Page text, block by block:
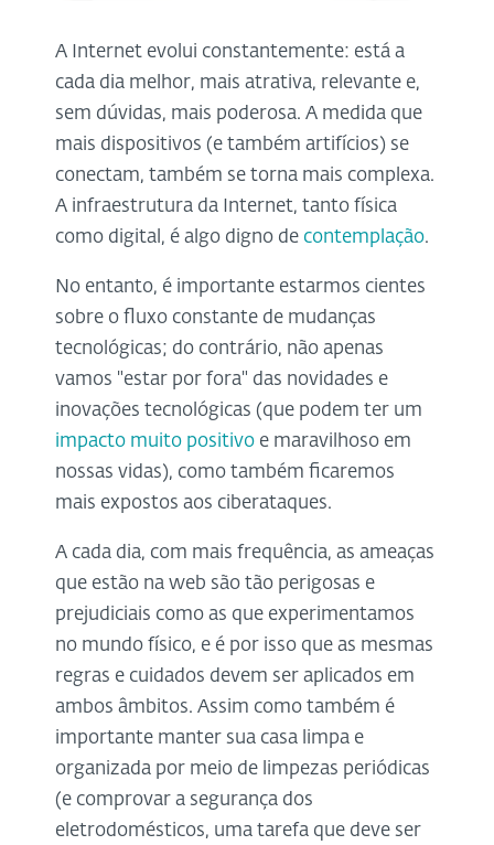
A Internet evolui constantemente: está a
cada dia melhor, mais atrativa, relevante e,
sem dúvidas, mais poderosa. A medida que
mais dispositivos (e também artifícios) se
conectam, também se torna mais complexa.
A infraestrutura da Internet, tanto física
como digital, é algo digno de contemplação.
No entanto, é importante estarmos cientes
sobre o fluxo constante de mudanças
tecnológicas; do contrário, não apenas
vamos "estar por fora" das novidades e
inovações tecnológicas (que podem ter um
impacto muito positivo e maravilhoso em
nossas vidas), como também ficaremos
mais expostos aos ciberataques.
A cada dia, com mais frequência, as ameaças
que estão na web são tão perigosas e
prejudiciais como as que experimentamos
no mundo físico, e é por isso que as mesmas
regras e cuidados devem ser aplicados em
ambos âmbitos. Assim como também é
importante manter sua casa limpa e
organizada por meio de limpezas periódicas
(e comprovar a segurança dos
eletrodomésticos, uma tarefa que deve ser